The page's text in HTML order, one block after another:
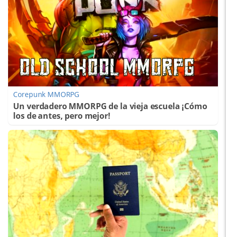
Corepunk MMORPG
Un verdadero MMORPG de la vieja escuela ¡Cómo
los de antes, pero mejor!